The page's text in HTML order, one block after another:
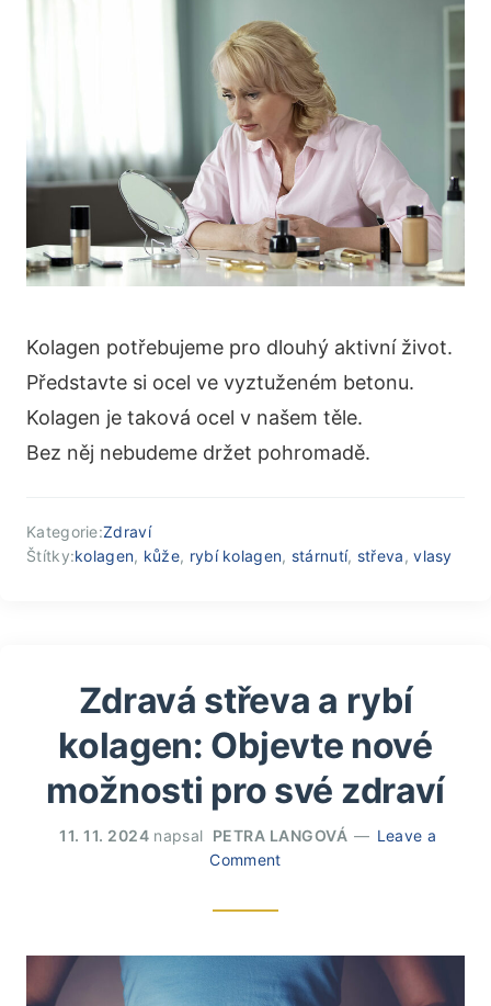
Kolagen potřebujeme pro dlouhý aktivní život.
Představte si ocel ve vyztuženém betonu.
Kolagen je taková ocel v našem těle.
Bez něj nebudeme držet pohromadě.
Kategorie:Zdraví
Štítky:kolagen, kůže, rybí kolagen, stárnutí, střeva,vlasy
Zdravá střeva a rybí
kolagen: Objevte nové
možnosti pro své zdraví
11. 11. 2024 napsal PETRA LANGOVÁ
Leave a
Comment